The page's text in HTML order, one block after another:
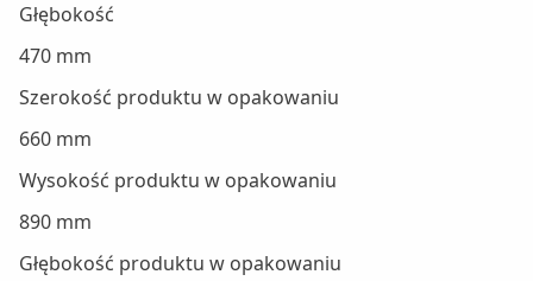
Głębokość
470 mm
Szerokość produktu w opakowaniu
660 mm
Wysokość produktu w opakowaniu
890 mm
Głębokość produktu w opakowaniu